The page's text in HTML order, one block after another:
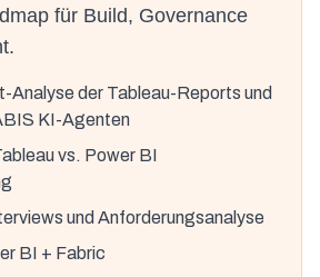
für Build, Governance
Analyse der Tableau-Reports und
KI-Agenten
vs. Power BI
und Anforderungsanalyse
BI + Fabric